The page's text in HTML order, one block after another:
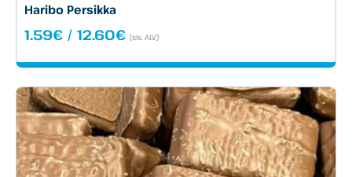
Haribo Persikka
1.59€ / 12.60€Hintaluokka:
-
(sis. ALV)